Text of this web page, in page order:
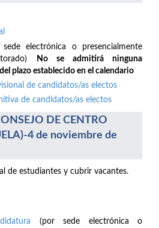
electrónica o presencialmente
No se admitirá ninguna
plazo establecido en el calendario
de candidatos/as electos
de candidatos/as electos
DE CENTRO
4 de noviembre de
de estudiantes y cubrir vacantes.
(por sede electrónica o